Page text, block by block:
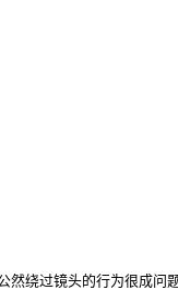
然绕过镜头的行为很成问